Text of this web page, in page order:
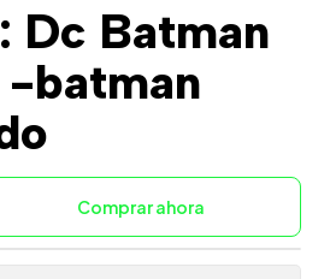
Dc Batman
batman
Comprar ahora